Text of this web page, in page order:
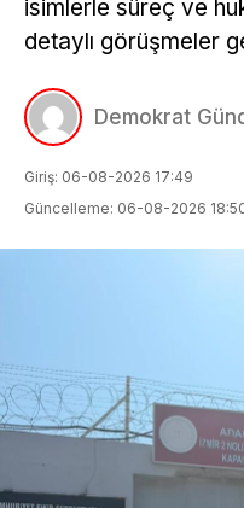
isimlerle süreç ve
detaylı görüşmeler
Demokrat
Giriş: 06-08-2026 17:49
Güncelleme: 06-08-2026